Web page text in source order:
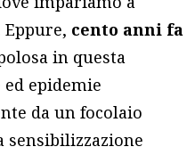
cento anni fa
in questa
epidemie
da un focolaio
sensibilizzazione